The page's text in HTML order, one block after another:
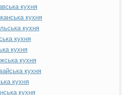
кухня
кухня
кухня
кухня
кухня
кухня
кухня
кухня
кухня